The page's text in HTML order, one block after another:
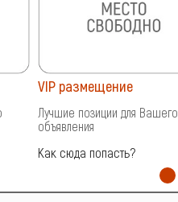
VIP размещение
Лучшие позиции для Вашего
объявления
Как сюда попасть?